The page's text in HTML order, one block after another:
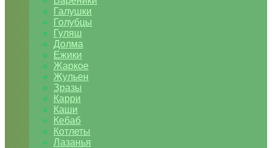
Галушки
Голубцы
Гуляш
Долма
Ежики
Жаркое
Жульен
Зразы
Карри
Каши
Кебаб
Котлеты
Лазанья